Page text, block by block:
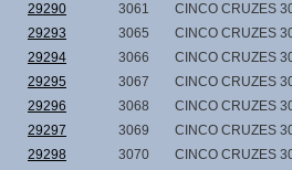
29290
3061
CINCO CRUZES
29293
3065
CINCO CRUZES
29294
3066
CINCO CRUZES
29295
3067
CINCO CRUZES
29296
3068
CINCO CRUZES
29297
3069
CINCO CRUZES
29298
3070
CINCO CRUZES